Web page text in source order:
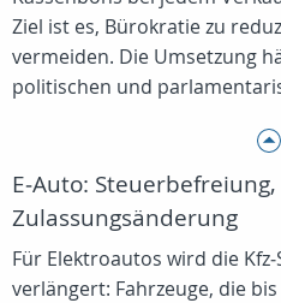
Ziel ist es, Bürokratie zu
vermeiden. Die Umsetzung
politischen und
E‑Auto:
Zulassungsänderung
Für Elektroautos wird die
verlängert: Fahrzeuge, die